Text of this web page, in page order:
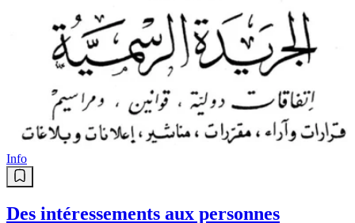
Info
Des intéressements aux personnes